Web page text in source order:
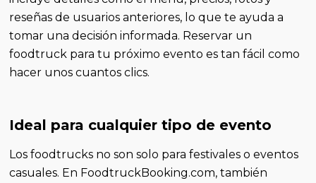
reseñas de usuarios anteriores, lo que te ayuda a
tomar una decisión informada. Reservar un
foodtruck para tu próximo evento es tan fácil como
hacer unos cuantos clics.
Ideal para cualquier tipo de evento
Los foodtrucks no son solo para festivales o eventos
casuales. En FoodtruckBooking.com, también